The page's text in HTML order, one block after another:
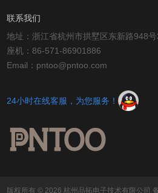
联系我们
地址：浙江省杭州市拱墅区东新路948
座机：86-571-86901886
Email：pntoo@pntoo.com
24小时在线客服，为您服务！
版权所有 © 2026 杭州品拓电子技术有限公司